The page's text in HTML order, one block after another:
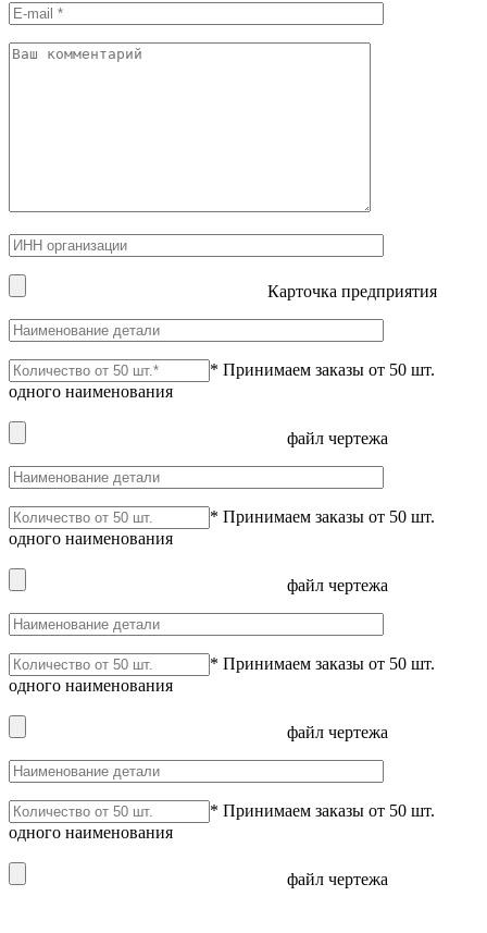
Карточка предприятия
* Принимаем заказы от 50 шт.
одного наименования
файл чертежа
* Принимаем заказы от 50 шт.
одного наименования
файл чертежа
* Принимаем заказы от 50 шт.
одного наименования
файл чертежа
* Принимаем заказы от 50 шт.
одного наименования
файл чертежа